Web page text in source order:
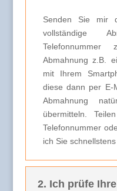
Senden Sie mir
vollständige
Abmahnung z.B.
mit Ihrem
diese dann per E-
Abmahnung
übermitteln.
Telefonnummer
ich Sie
2. Ich prüfe